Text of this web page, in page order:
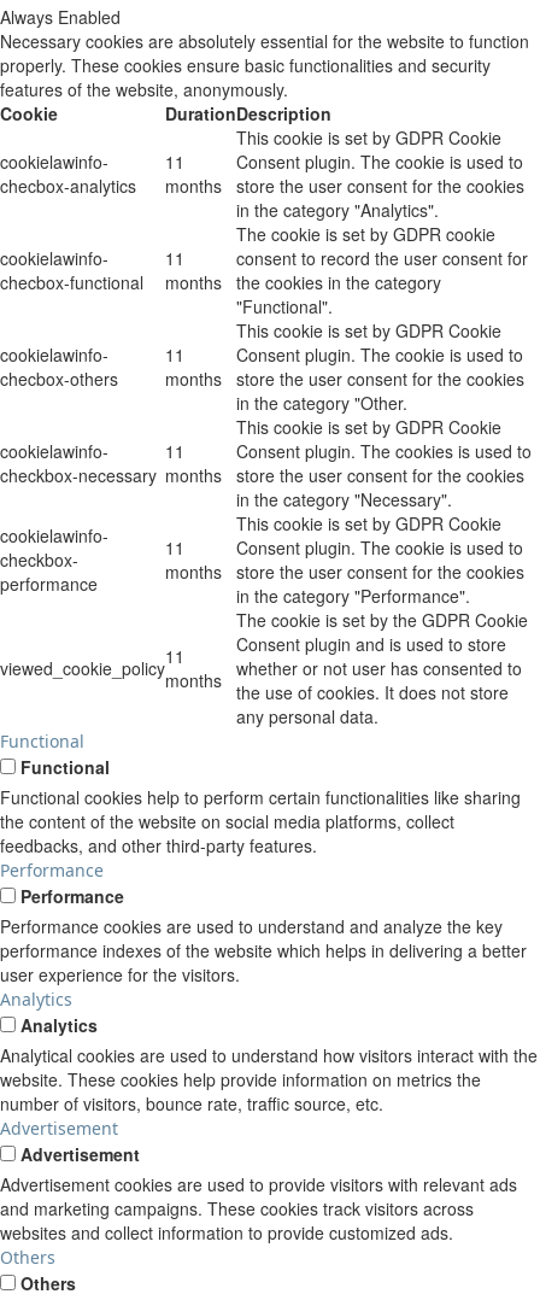
Always Enabled
Necessary cookies are absolutely essential for the website to function
properly. These cookies ensure basic functionalities and security
features of the website, anonymously.
Cookie
DurationDescription
cookielawinfo-
checbox-analytics
11
months
This cookie is set by GDPR Cookie
Consent plugin. The cookie is used to
store the user consent for the cookies
in the category "Analytics".
cookielawinfo-
checbox-functional
11
months
The cookie is set by GDPR cookie
consent to record the user consent for
the cookies in the category
"Functional".
cookielawinfo-
checbox-others
11
months
This cookie is set by GDPR Cookie
Consent plugin. The cookie is used to
store the user consent for the cookies
in the category "Other.
cookielawinfo-
checkbox-necessary
11
months
This cookie is set by GDPR Cookie
Consent plugin. The cookies is used to
store the user consent for the cookies
in the category "Necessary".
cookielawinfo-
checkbox-
performance
11
months
This cookie is set by GDPR Cookie
Consent plugin. The cookie is used to
store the user consent for the cookies
in the category "Performance".
viewed_cookie_policy11
months
The cookie is set by the GDPR Cookie
Consent plugin and is used to store
whether or not user has consented to
the use of cookies. It does not store
any personal data.
Functional
Functional
Functional cookies help to perform certain functionalities like sharing
the content of the website on social media platforms, collect
feedbacks, and other third-party features.
Performance
Performance
Performance cookies are used to understand and analyze the key
performance indexes of the website which helps in delivering a better
user experience for the visitors.
Analytics
Analytics
Analytical cookies are used to understand how visitors interact with the
website. These cookies help provide information on metrics the
number of visitors, bounce rate, traffic source, etc.
Advertisement
Advertisement
Advertisement cookies are used to provide visitors with relevant ads
and marketing campaigns. These cookies track visitors across
websites and collect information to provide customized ads.
Others
Others